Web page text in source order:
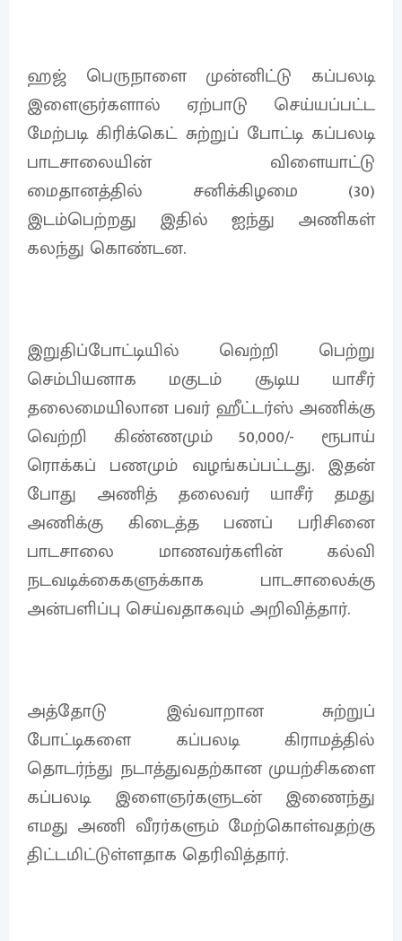
ஹஜ் பெருநாளை முன்னிட்டு கப்பலடி
இளைஞர்களால் ஏற்பாடு செய்யப்பட்ட
மேற்படி கிரிக்கெட் சுற்றுப் போட்டி கப்பலடி
பாடசாலையின் விளையாட்டு
மைதானத்தில் சனிக்கிழமை (30)
இடம்பெற்றது இதில் ஐந்து அணிகள்
கலந்து கொண்டன.
இறுதிப்போட்டியில் வெற்றி பெற்று
செம்பியனாக மகுடம் சூடிய யாசீர்
தலைமையிலான பவர் ஹீட்டர்ஸ் அணிக்கு
வெற்றி கிண்ணமும் 50,000/- ரூபாய்
ரொக்கப் பணமும் வழங்கப்பட்டது. இதன்
போது அணித் தலைவர் யாசீர் தமது
அணிக்கு கிடைத்த பணப் பரிசினை
பாடசாலை மாணவர்களின் கல்வி
நடவடிக்கைகளுக்காக பாடசாலைக்கு
அன்பளிப்பு செய்வதாகவும் அறிவித்தார்.
அத்தோடு இவ்வாறான சுற்றுப்
போட்டிகளை கப்பலடி கிராமத்தில்
தொடர்ந்து நடாத்துவதற்கான முயற்சிகளை
கப்பலடி இளைஞர்களுடன் இணைந்து
எமது அணி வீரர்களும் மேற்கொள்வதற்கு
திட்டமிட்டுள்ளதாக தெரிவித்தார்.